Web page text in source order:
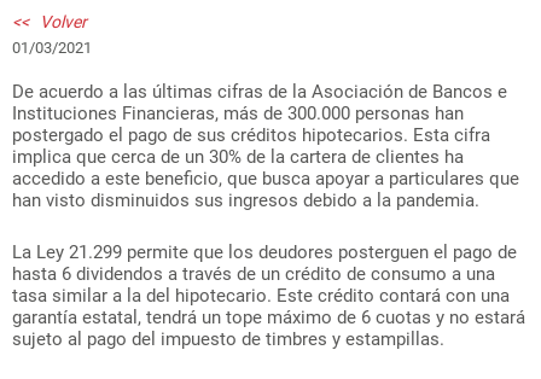
<< Volver
01/03/2021
De acuerdo a las últimas cifras de la Asociación de Bancos e
Instituciones Financieras, más de 300.000 personas han
postergado el pago de sus créditos hipotecarios. Esta cifra
implica que cerca de un 30% de la cartera de clientes ha
accedido a este beneficio, que busca apoyar a particulares que
han visto disminuidos sus ingresos debido a la pandemia.
La Ley 21.299 permite que los deudores posterguen el pago de
hasta 6 dividendos a través de un crédito de consumo a una
tasa similar a la del hipotecario. Este crédito contará con una
garantía estatal, tendrá un tope máximo de 6 cuotas y no estará
sujeto al pago del impuesto de timbres y estampillas.